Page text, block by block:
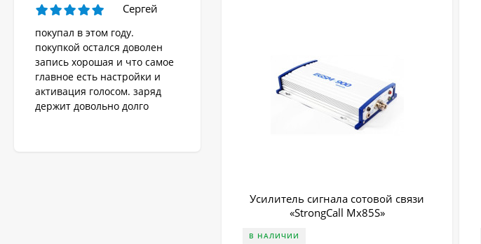
Усилитель сигнала сотовой связи
«StrongCall Мх85S»
В НАЛИЧИИ
Сергей
покупал в этом году.
покупкой остался доволен
запись хорошая и что самое
главное есть настройки и
активация голосом. заряд
держит довольно долго